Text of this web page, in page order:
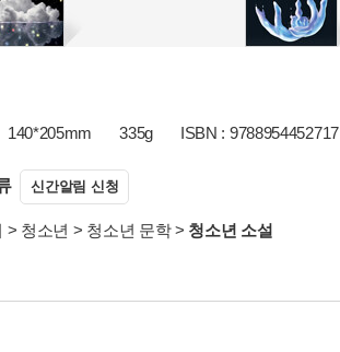
140*205mm 335g ISBN : 9788954452717
신간알림 신청
> 청소년 > 청소년 문학> 청소년 소설